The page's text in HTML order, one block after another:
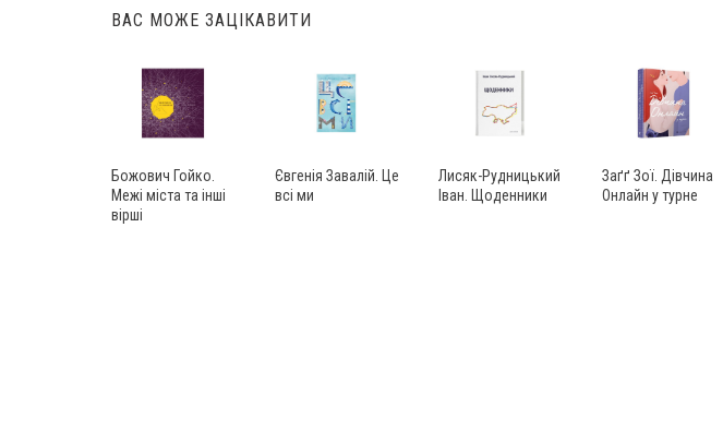
ВАС МОЖЕ ЗАЦІКАВИТИ
Божович Гойко.
Межі міста та інші
вірші
Євгенія Завалій. Це
всі ми
Лисяк-Рудницький
Іван. Щоденники
Заґґ Зої. Дівчина
Онлайн у турне